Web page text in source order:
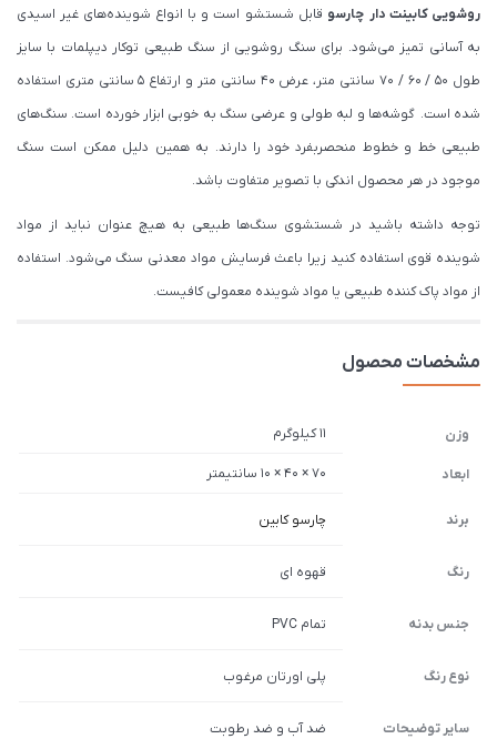
روشویی کابینت دار چارسو قابل شستشو است و با انواع شوینده‌های غیر اسیدی
به آسانی تمیز می‌شود. برای سنگ روشویی از سنگ طبیعی توکار دیپلمات با سایز
طول 50 / 60 / 70 سانتی متر، عرض 40 سانتی متر و ارتفاع 5 سانتی متری استفاده
شده است. گوشه‌ها و لبه طولی و عرضی سنگ به خوبی ابزار خورده است. سنگ‌های
طبیعی خط و خطوط منحصربفرد خود را دارند. به همین دلیل ممکن است سنگ
موجود در هر محصول اندکی با تصویر متفاوت باشد.
توجه داشته باشید در شستشوی سنگ‌ها طبیعی به هیچ عنوان نباید از مواد
شوینده قوی استفاده کنید زیرا باعث فرسایش مواد معدنی سنگ می‌شود. استفاده
از مواد پاک کننده طبیعی یا مواد شوینده معمولی کافیست.
مشخصات محصول
وزن 11 کیلوگرم
ابعاد 70 × 40 × 10 سانتیمتر
برند چارسو کابین
رنگ قهوه ای
جنس بدنه تمام PVC
نوع رنگ پلی اورتان مرغوب
سایر توضیحات ضد آب و ضد رطوبت